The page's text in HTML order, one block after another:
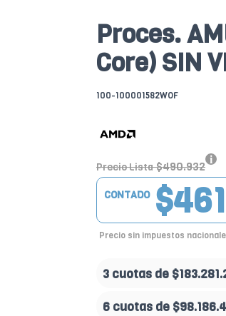
Proces.
Core) SIN
100-100001582WOF
Precio Lista $490.932
CONTADO
Precio sin impuestos
3 cuotas de
6 cuotas de $98.186.4